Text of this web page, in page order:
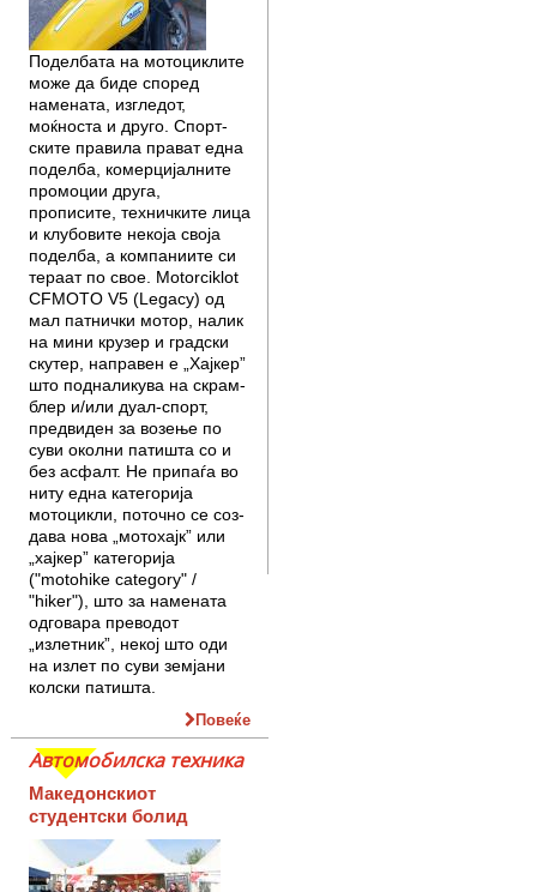
Поделбата на мотоциклите
мо­же да биде според
намената, из­глед­от,
моќноста и друго. Спорт­
ските правила прават една
по­дел­ба, комерцијалните
промоции дру­га,
прописите, технич­ките лица
и клубовите некоја своја
поделба, а компаниите си
тераат по свое. Motorciklot
CFMOTO V5 (Legacy) од
мал патнички мотор, налик
на ми­ни крузер и градски
скутер, нап­равен е „Хајкер”
што подналикува на скрам­
блер и/или дуал-спорт,
предвиден за возење по
суви окол­ни патишта со и
без асфалт. Не припаѓа во
ниту една кате­го­рија
мотоцикли, поточно се соз­
дава нова „мотохајк” или
„хајкер” категорија
("motohike category" /
"hiker"), што за намената
одговара пре­водот
„излетник”, некој што оди
на излет по суви земјани
колски патишта.
Повеќе
Автомобилска техника
Македонскиот
студентски болид